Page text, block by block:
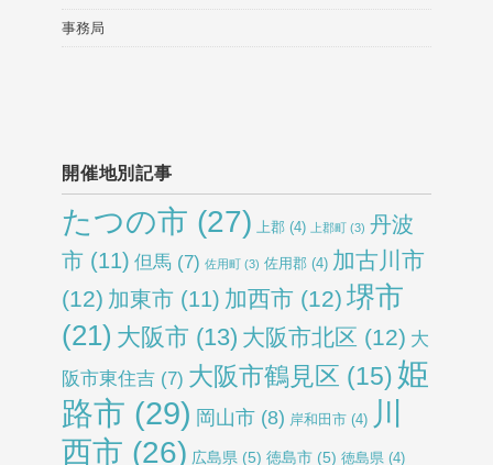
事務局
開催地別記事
たつの市 (27) 上郡 (4) 上郡町 (3) 丹波
市 (11) 但馬 (7) 佐用町 (3) 佐用郡 (4) 加古川市
(12) 加東市 (11) 加西市 (12) 堺市
(21) 大阪市 (13) 大阪市北区 (12) 大
阪市東住吉 (7) 大阪市鶴見区 (15) 姫
路市 (29) 岡山市 (8) 岸和田市 (4)
川
西市 (26) 広島県 (5) 徳島市 (5) 徳島県 (4)